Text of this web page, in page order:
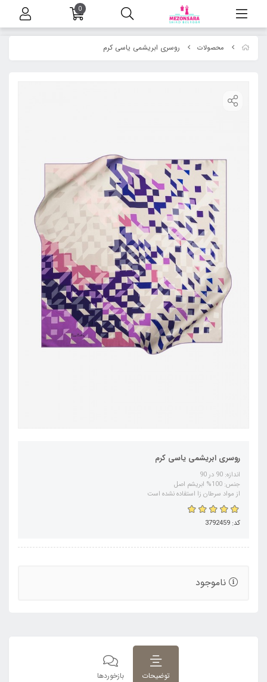
محصولات روسری ابریشمی یاسی کرم
روسری ابریشمی یاسی کرم
اندازه: 90 در 90
جنس: 100% ابریشم اصل
از مواد سرطان زا استفاده نشده است
کد: 3792459
ناموجود
توضیحات بازخوردها
0